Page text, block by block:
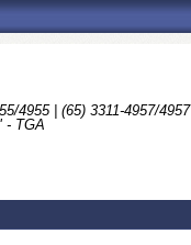
- TGA
4955 | (65) 3311-4957/4957